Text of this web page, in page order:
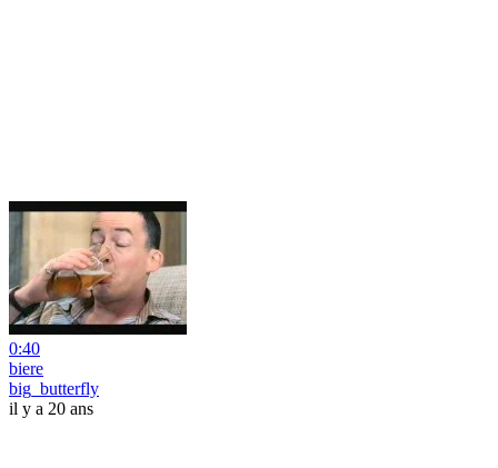
0:40
biere
big_butterfly
il y a 20 ans